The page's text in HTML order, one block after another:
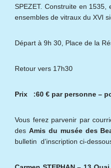
SPEZET. Construite en
ensembles de vitraux du XVI
Départ à 9h 30, Place de la
Retour vers 17h30
Prix :60 € par personne –
Vous ferez parvenir par
des Amis du musée des
bulletin d’inscription ci-